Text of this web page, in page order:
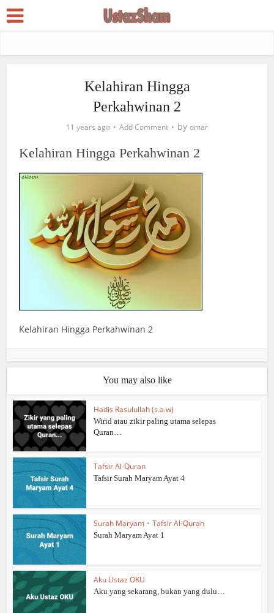
Kelahiran Hingga
Perkahwinan 2
11 years ago Add Comment by omar
Kelahiran Hingga Perkahwinan 2
Kelahiran Hingga Perkahwinan 2
You may also like
Hadis Rasulullah (s.a.w)
Wirid atau zikir paling utama selepas
Quran…
Tafsir Al-Quran
Tafsir Surah Maryam Ayat 4
Surah Maryam • Tafsir Al-Quran
Surah Maryam Ayat 1
Aku Ustaz OKU
Aku yang sekarang, bukan yang dulu…